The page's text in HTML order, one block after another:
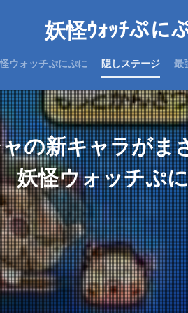
妖怪ｳｫｯﾁぷに
ウォッチぷにぷに 隠しステージ 最
の新キャラがま
妖怪ウォッチぷ